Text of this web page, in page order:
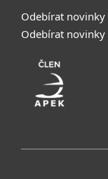
Odebírat
Odebírat